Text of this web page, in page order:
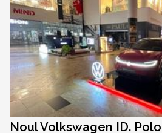
Noul Volkswagen ID.